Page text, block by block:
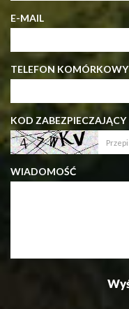
E-MAIL
TELEFON KOMÓRKOWY
KOD ZABEZPIECZAJĄCY
WIADOMOŚĆ